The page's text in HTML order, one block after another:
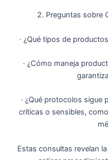
2. Preguntas sobre
· ¿Qué tipos de
· ¿Cómo maneja
· ¿Qué protocolos sigue
críticas o sensibles,
Estas consultas revelan